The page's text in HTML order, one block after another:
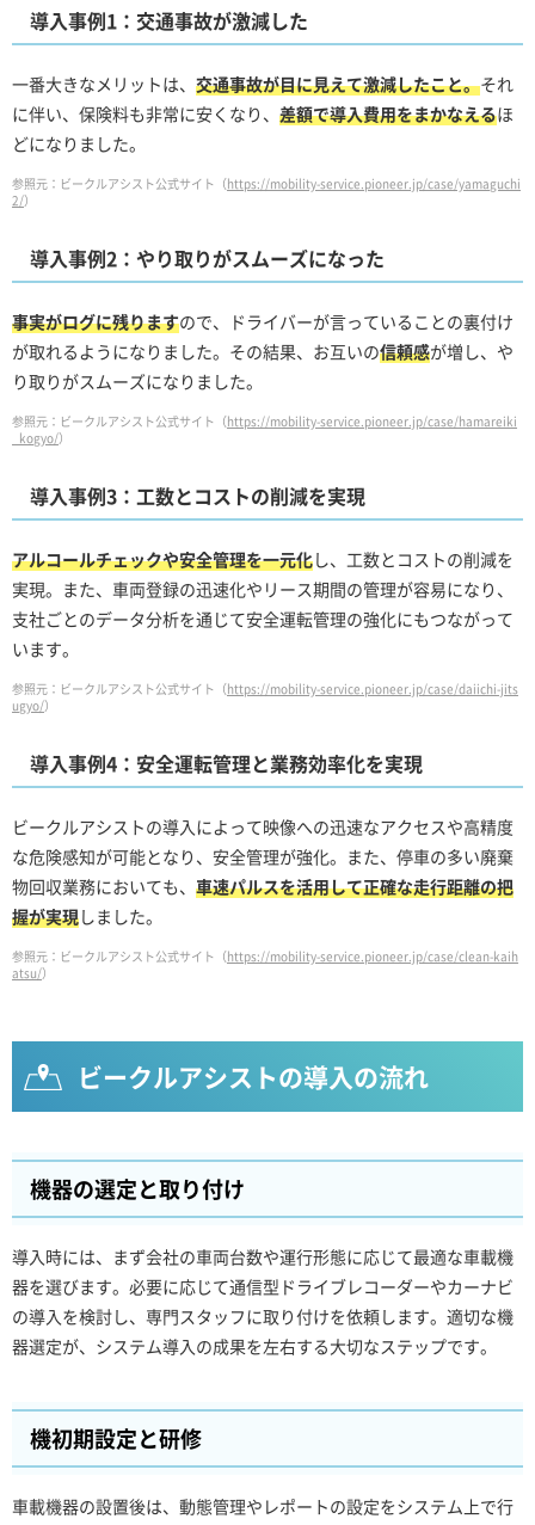
導入事例1：交通事故が激減した
一番大きなメリットは、 交通事故が目に見えて激減したこと。それ
に伴い、保険料も非常に安くなり、 差額で導入費用をまかなえるほ
どになりました。
参照元：ビークルアシスト公式サイト（https://mobility-service.pioneer.jp/case/yamaguchi
2/）
導入事例2：やり取りがスムーズになった
事実がログに残りますので、ドライバーが言っていることの裏付け
が取れるようになりました。その結果、お互いの信頼感が増し、や
り取りがスムーズになりました。
参照元：ビークルアシスト公式サイト（https://mobility-service.pioneer.jp/case/hamareiki
_kogyo/）
導入事例3：工数とコストの削減を実現
アルコールチェックや安全管理を一元化し、工数とコストの削減を
実現。また、車両登録の迅速化やリース期間の管理が容易になり、
支社ごとのデータ分析を通じて安全運転管理の強化にもつながって
います。
参照元：ビークルアシスト公式サイト（https://mobility-service.pioneer.jp/case/daiichi-jits
ugyo/）
導入事例4：安全運転管理と業務効率化を実現
ビークルアシストの導入によって映像への迅速なアクセスや高精度
な危険感知が可能となり、安全管理が強化。また、停車の多い廃棄
物回収業務においても、 車速パルスを活用して正確な走行距離の把
握が実現しました。
参照元：ビークルアシスト公式サイト（https://mobility-service.pioneer.jp/case/clean-kaih
atsu/）
ビークルアシストの導入の流れ
機器の選定と取り付け
導入時には、まず会社の車両台数や運行形態に応じて最適な車載機
器を選びます。必要に応じて通信型ドライブレコーダーやカーナビ
の導入を検討し、専門スタッフに取り付けを依頼します。適切な機
器選定が、システム導入の成果を左右する大切なステップです。
機初期設定と研修
車載機器の設置後は、動態管理やレポートの設定をシステム上で行